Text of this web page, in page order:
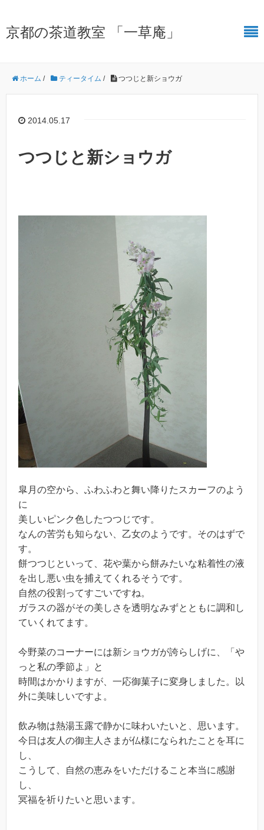
京都の茶道教室 「一草庵」
ホーム / ティータイム / つつじと新ショウガ
2014.05.17
つつじと新ショウガ
皐月の空から、ふわふわと舞い降りたスカーフのよう
に
美しいピンク色したつつじです。
なんの苦労も知らない、乙女のようです。そのはずで
す。
餅つつじといって、花や葉から餅みたいな粘着性の液
を出し悪い虫を捕えてくれるそうです。
自然の役割ってすごいですね。
ガラスの器がその美しさを透明なみずとともに調和し
ていくれてます。
今野菜のコーナーには新ショウガが誇らしげに、「や
っと私の季節よ」と
時間はかかりますが、一応御菓子に変身しました。以
外に美味しいですよ。
飲み物は熱湯玉露で静かに味わいたいと、思います。
今日は友人の御主人さまが仏様になられたことを耳に
し、
こうして、自然の恵みをいただけること本当に感謝
し、
冥福を祈りたいと思います。